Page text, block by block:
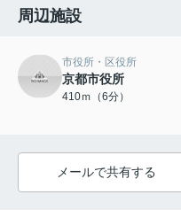
周辺施設
市役所・区役所
京都市役所
410ｍ（6分）
メールで共有する